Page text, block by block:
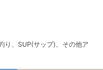
り、SUP(サップ)、その他ア